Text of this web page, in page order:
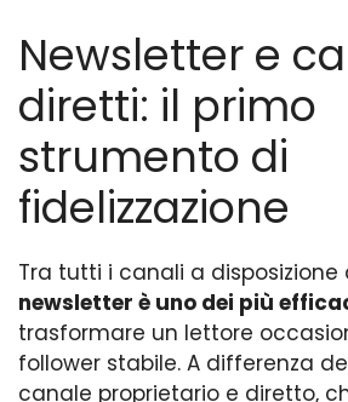
Newsletter e
diretti: il primo
strumento di
fidelizzazione
Tra tutti i canali a disposizione
newsletter è uno dei più
trasformare un lettore
follower stabile. A differenza
canale proprietario e diretto,